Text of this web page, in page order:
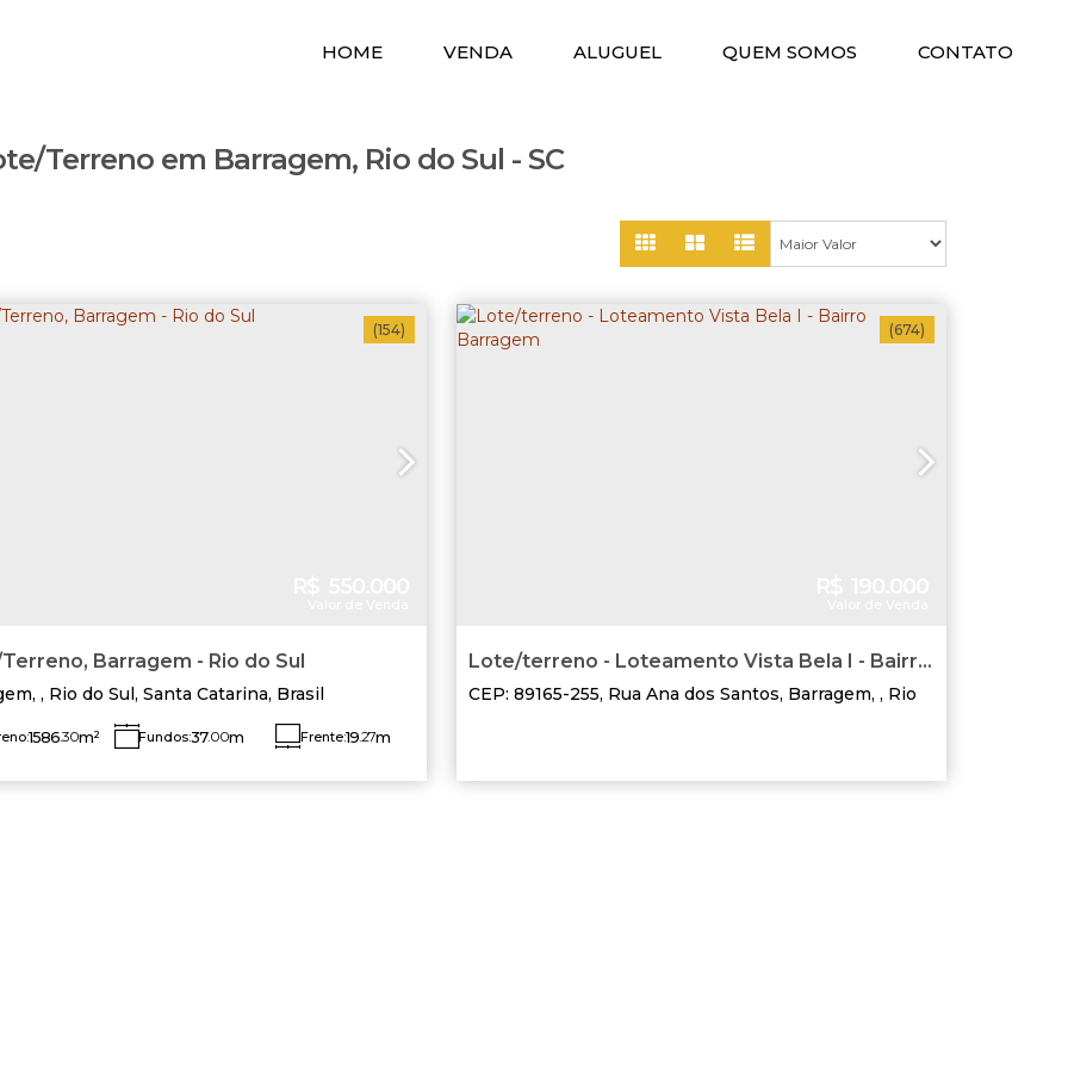
CONTATO
QUEM SOMOS
ALUGUEL
VENDA
HOME
Terreno em Barragem, Rio do Sul - SC
(154)
Barragem - Rio do Sul
, Rio do Sul, Santa Catarina, Brasil
1586.30m² Fundos:37.00m Frente:19.27m
Direito:51.31m
(674)
Lote/terreno - Loteamento Vista Bela I - Bairro
Barragem
CEP: 89165-255, Rua Ana dos Santos, Barragem , Rio